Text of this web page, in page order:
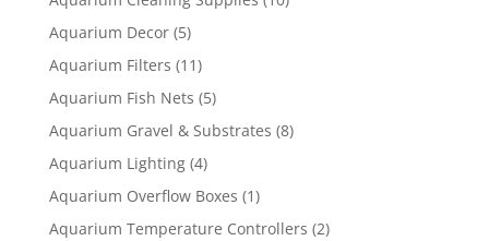
Aquarium Decor (5)
Aquarium Filters (11)
Aquarium Fish Nets (5)
Aquarium Gravel & Substrates (8)
Aquarium Lighting (4)
Aquarium Overflow Boxes (1)
Aquarium Temperature Controllers (2)